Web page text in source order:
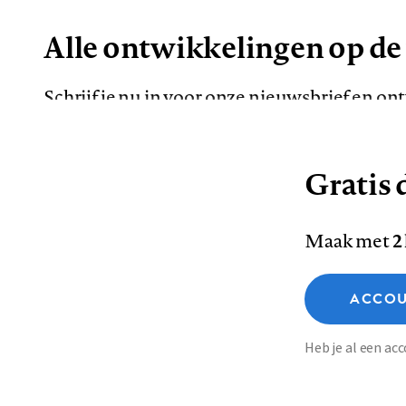
Alle ontwikkelingen op de
Schrijf je nu in voor onze nieuwsbrief en
Colofon
Functionele cookies
Analytische cookies
Gratis
Maak met
Heb je al een